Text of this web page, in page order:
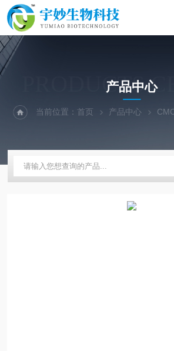
PRODUCTS
产品中心
当前位置：首页 产品中心